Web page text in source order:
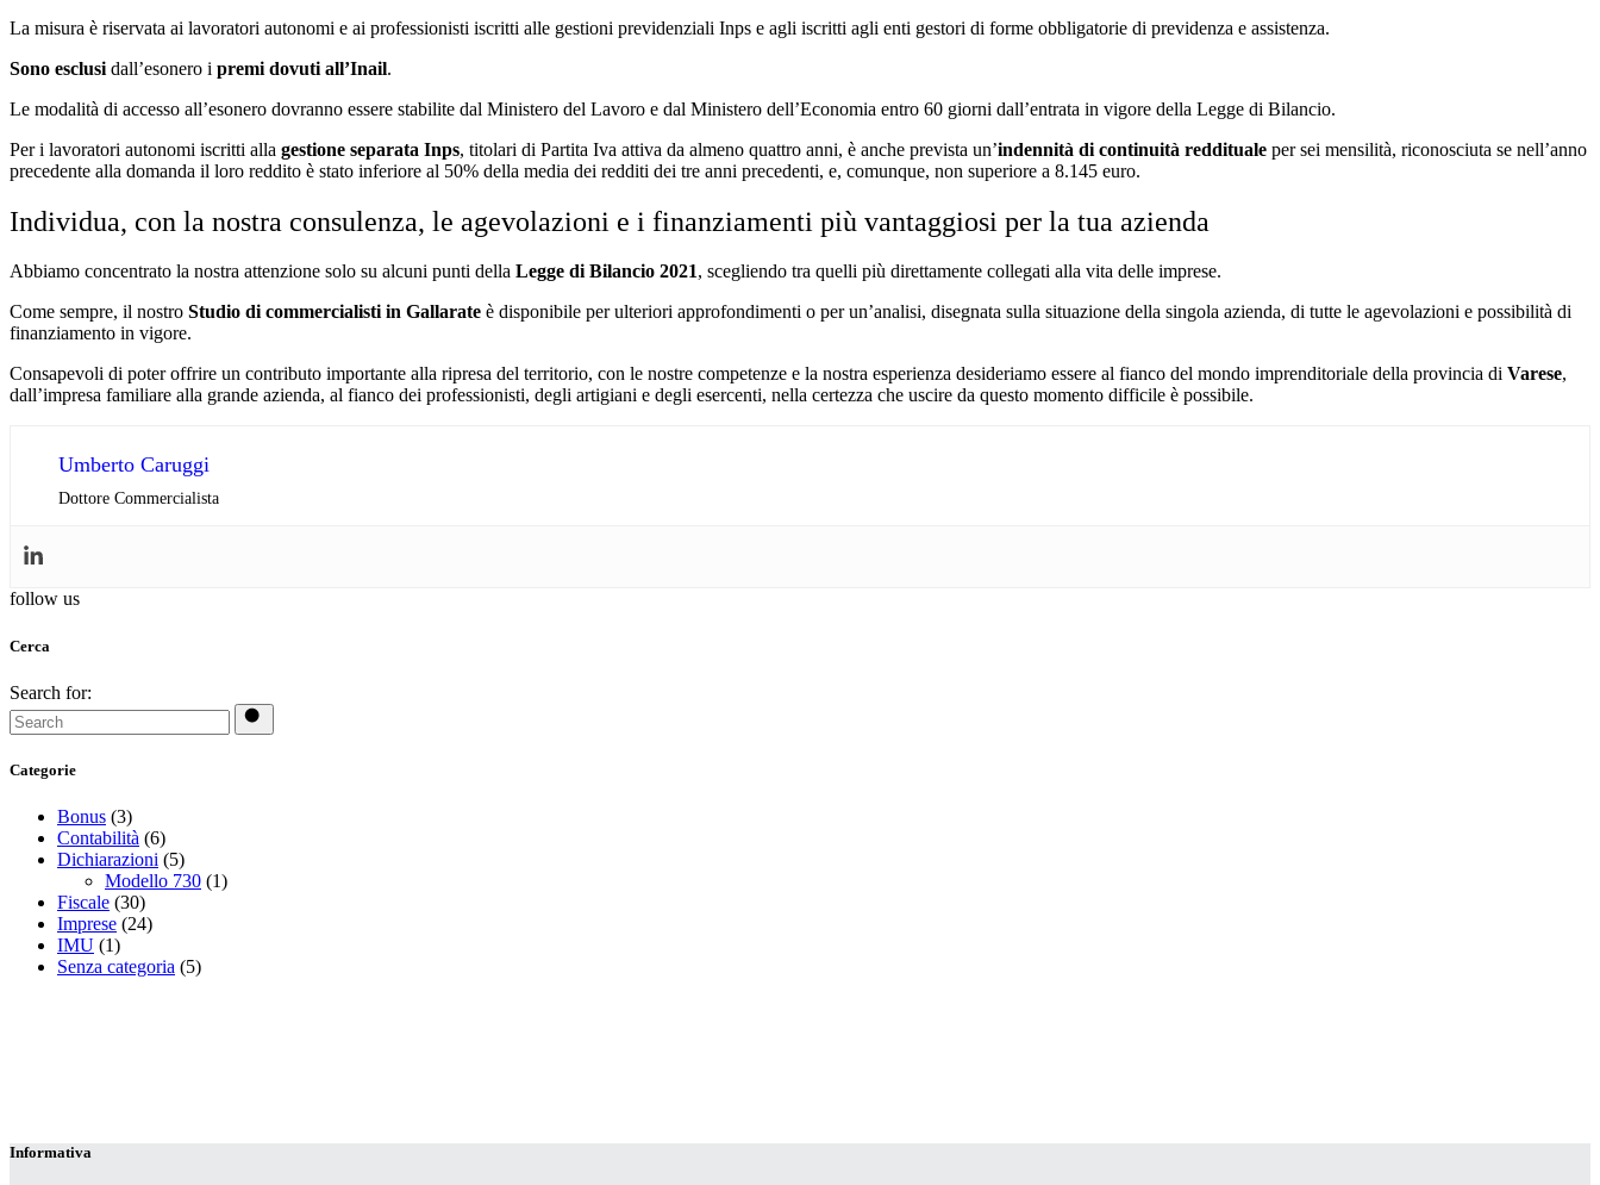
La misura è riservata ai lavoratori autonomi e ai professionisti iscritti alle gestioni previdenziali Inps e agli iscritti agli enti gestori di forme obbligatorie di previdenza e assistenza.
Sono esclusi dall’esonero i premi dovuti all’Inail.
Le modalità di accesso all’esonero dovranno essere stabilite dal Ministero del Lavoro e dal Ministero dell’Economia entro 60 giorni dall’entrata in vigore della Legge di Bilancio.
Per i lavoratori autonomi iscritti alla gestione separata Inps, titolari di Partita Iva attiva da almeno quattro anni, è anche prevista un’indennità di continuità reddituale per sei mensilità, riconosciuta se nell’anno
precedente alla domanda il loro reddito è stato inferiore al 50% della media dei redditi dei tre anni precedenti, e, comunque, non superiore a 8.145 euro.
Individua, con la nostra consulenza, le agevolazioni e i finanziamenti più vantaggiosi per la tua azienda
Abbiamo concentrato la nostra attenzione solo su alcuni punti della Legge di Bilancio 2021, scegliendo tra quelli più direttamente collegati alla vita delle imprese.
Come sempre, il nostro Studio di commercialisti in Gallarate è disponibile per ulteriori approfondimenti o per un’analisi, disegnata sulla situazione della singola azienda, di tutte le agevolazioni e possibilità di
finanziamento in vigore.
Consapevoli di poter offrire un contributo importante alla ripresa del territorio, con le nostre competenze e la nostra esperienza desideriamo essere al fianco del mondo imprenditoriale della provincia di Varese,
dall’impresa familiare alla grande azienda, al fianco dei professionisti, degli artigiani e degli esercenti, nella certezza che uscire da questo momento difficile è possibile.
Umberto Caruggi
Dottore Commercialista
follow us
Cerca
Search for:
Categorie
Bonus (3)
Contabilità (6)
Dichiarazioni (5)
Modello 730 (1)
Fiscale (30)
Imprese (24)
IMU (1)
Senza categoria (5)
Informativa